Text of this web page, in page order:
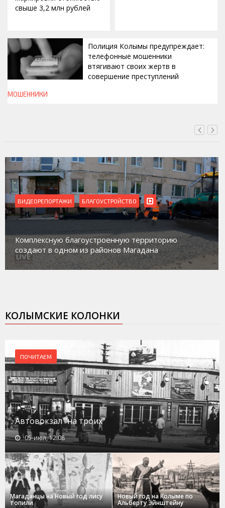
свыше 3,2 млн рублей
ВЧЕРА, 19:00
Полиция Колымы предупреждает:
телефонные мошенники
втягивают своих жертв в
совершение преступлений
МОШЕННИКИ
ВИДЕОРЕПОРТАЖИ БЛАГОУСТРОЙСТВО
Комплексную благоустроенную территорию
создают в одном из районов Магадана
КОЛЫМСКИЕ КОЛОНКИ
ПОЧИТАЕМ
Автовокзал "на троих"
05-июл, 12:08
Магаданцы на Новый год лису
топили
Новый год на Колыме по
Альберту Эйнштейну